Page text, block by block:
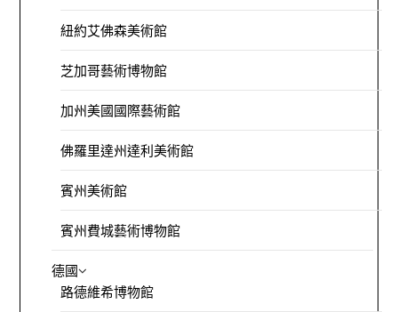
紐約艾佛森美術館
芝加哥藝術博物館
加州美國國際藝術館
佛羅里達州達利美術館
賓州美術館
賓州費城藝術博物館
德國
路德維希博物館